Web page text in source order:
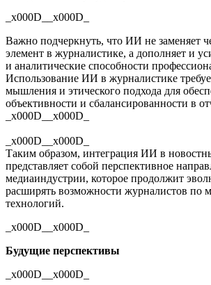
_x000D__x000D_
Важно подчеркнуть, что ИИ не заменяет
элемент в журналистике, а дополняет и
и аналитические способности
Использование ИИ в журналистике
мышления и этического подхода для
объективности и сбалансированности в
_x000D__x000D_
_x000D__x000D_
Таким образом, интеграция ИИ в
представляет собой перспективное
медиаиндустрии, которое продолжит
расширять возможности журналистов по
технологий.
_x000D__x000D_
Будущие перспективы
_x000D__x000D_